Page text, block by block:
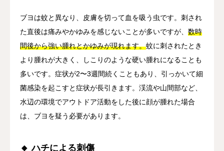
ブヨは蚊と異なり、皮膚を切って血を吸う虫です。刺され
た直後は痛みやかゆみを感じないことが多いですが、 数時
間後から強い腫れとかゆみが現れます。蚊に刺されたとき
より腫れが大きく、しこりのような硬い腫れになることも
多いです。症状が2〜3週間続くこともあり、引っかいて細
菌感染を起こすと症状が長引きます。渓流や山間部など、
水辺の環境でアウトドア活動をした後に顔が腫れた場合
は、ブヨを疑う必要があります。
🔸 ハチによる刺傷